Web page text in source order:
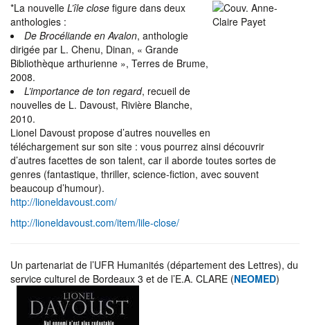
*La nouvelle L’île close figure dans deux
anthologies :
De Brocéliande en Avalon, anthologie
dirigée par L. Chenu, Dinan, « Grande
Bibliothèque arthurienne », Terres de Brume,
2008.
L’importance de ton regard, recueil de
nouvelles de L. Davoust, Rivière Blanche,
2010.
Lionel Davoust propose d’autres nouvelles en
téléchargement sur son site : vous pourrez ainsi découvrir
d’autres facettes de son talent, car il aborde toutes sortes de
genres (fantastique, thriller, science-fiction, avec souvent
beaucoup d’humour).
http://lioneldavoust.com/
http://lioneldavoust.com/item/lile-close/
Un partenariat de l’UFR Humanités (département des Lettres), du
service culturel de Bordeaux 3 et de l’E.A. CLARE (NEOMED)